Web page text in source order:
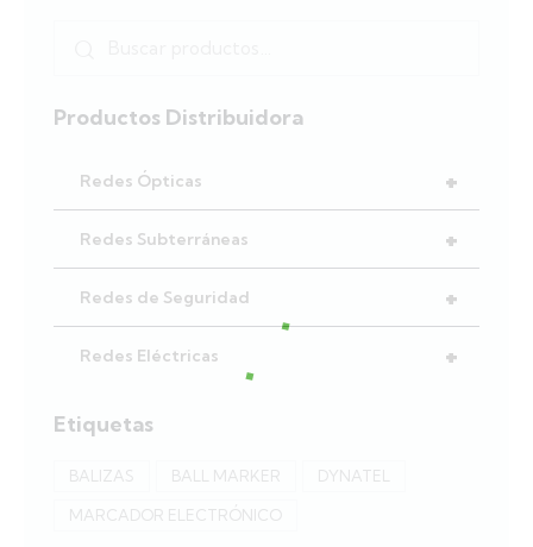
Productos Distribuidora
+
Redes Ópticas
+
Redes Subterráneas
+
Redes de Seguridad
+
Redes Eléctricas
Etiquetas
BALIZAS BALL MARKER DYNATEL
MARCADOR ELECTRÓNICO